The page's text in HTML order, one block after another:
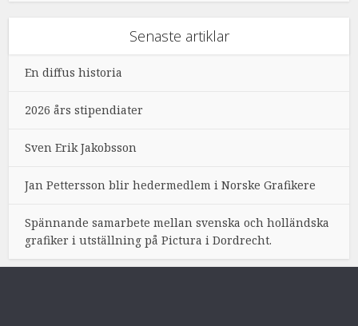
Senaste artiklar
En diffus historia
2026 års stipendiater
Sven Erik Jakobsson
Jan Pettersson blir hedermedlem i Norske Grafikere
Spännande samarbete mellan svenska och holländska
grafiker i utställning på Pictura i Dordrecht.